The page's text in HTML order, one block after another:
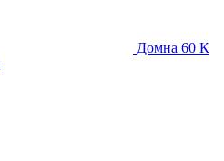
Домна 60 К